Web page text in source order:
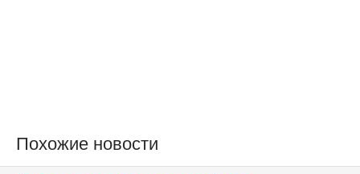
Похожие новости